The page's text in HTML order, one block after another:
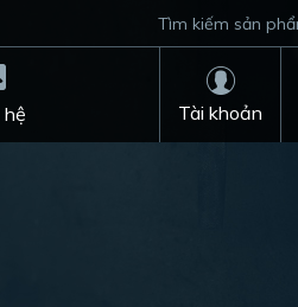
hệ Tài khoản